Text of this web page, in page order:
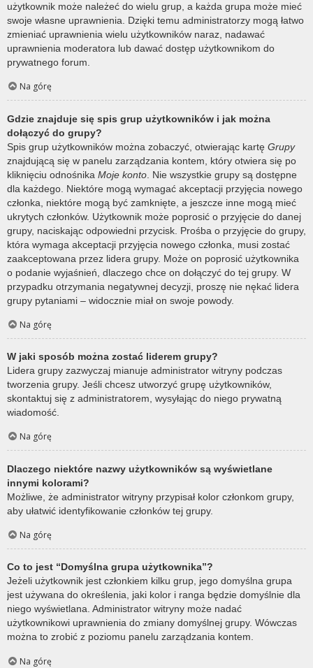
użytkownik może należeć do wielu grup, a każda grupa może mieć
swoje własne uprawnienia. Dzięki temu administratorzy mogą łatwo
zmieniać uprawnienia wielu użytkowników naraz, nadawać
uprawnienia moderatora lub dawać dostęp użytkownikom do
prywatnego forum.
Na górę
Gdzie znajduje się spis grup użytkowników i jak można
dołączyć do grupy?
Spis grup użytkowników można zobaczyć, otwierając kartę Grupy
znajdującą się w panelu zarządzania kontem, który otwiera się po
kliknięciu odnośnika Moje konto . Nie wszystkie grupy są dostępne
dla każdego. Niektóre mogą wymagać akceptacji przyjęcia nowego
członka, niektóre mogą być zamknięte, a jeszcze inne mogą mieć
ukrytych członków. Użytkownik może poprosić o przyjęcie do danej
grupy, naciskając odpowiedni przycisk. Prośba o przyjęcie do grupy,
która wymaga akceptacji przyjęcia nowego członka, musi zostać
zaakceptowana przez lidera grupy. Może on poprosić użytkownika
o podanie wyjaśnień, dlaczego chce on dołączyć do tej grupy. W
przypadku otrzymania negatywnej decyzji, proszę nie nękać lidera
grupy pytaniami – widocznie miał on swoje powody.
Na górę
W jaki sposób można zostać liderem grupy?
Lidera grupy zazwyczaj mianuje administrator witryny podczas
tworzenia grupy. Jeśli chcesz utworzyć grupę użytkowników,
skontaktuj się z administratorem, wysyłając do niego prywatną
wiadomość.
Na górę
Dlaczego niektóre nazwy użytkowników są wyświetlane
innymi kolorami?
Możliwe, że administrator witryny przypisał kolor członkom grupy,
aby ułatwić identyfikowanie członków tej grupy.
Na górę
Co to jest “Domyślna grupa użytkownika”?
Jeżeli użytkownik jest członkiem kilku grup, jego domyślna grupa
jest używana do określenia, jaki kolor i ranga będzie domyślnie dla
niego wyświetlana. Administrator witryny może nadać
użytkownikowi uprawnienia do zmiany domyślnej grupy. Wówczas
można to zrobić z poziomu panelu zarządzania kontem.
Na górę